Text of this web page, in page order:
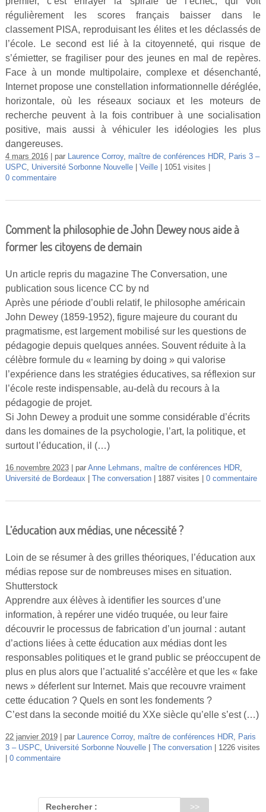
régulièrement les scores français baisser dans le
classement PISA, reproduisant les élites et les déclassés de
l’école. Le second est lié à la citoyenneté, qui risque de
s’émietter, se fragiliser pour des jeunes en mal de repères.
Face à un monde multipolaire, complexe et désenchanté,
Internet propose une constellation informationnelle déréglée,
horizontale, où les réseaux sociaux et les moteurs de
recherche peuvent à la fois contribuer à une socialisation
positive, mais aussi à véhiculer les idéologies les plus
dangereuses.
4 mars 2016 par Laurence Corroy, maître de conférences HDR, Paris 3 –
USPC, Université Sorbonne Nouvelle Veille
1051 visites
0 commentaire
Comment la philosophie de John Dewey nous aide à
former les citoyens de demain
Un article repris du magazine The Conversation, une
publication sous licence CC by nd
Après une période d’oubli relatif, le philosophe américain
John Dewey (1859-1952), figure majeure du courant du
pragmatisme, est largement mobilisé sur les questions de
pédagogie depuis quelques années. Souvent réduite à la
célèbre formule du « learning by doing » qui valorise
l’expérience dans les stratégies éducatives, sa réflexion sur
l’école reste indispensable, au-delà du recours à la
pédagogie de projet.
Si John Dewey a produit une somme considérable d’écrits
dans les domaines de la psychologie, l’art, la politique, et
surtout l’éducation, il (…)
16 novembre 2023 par Anne Lehmans, maître de conférences HDR,
Université de Bordeaux
The conversation 1887 visites 0 commentaire
L’éducation aux médias, une nécessité ?
Loin de se résumer à des grilles théoriques, l’éducation aux
médias repose sur de nombreuses mises en situation.
Shutterstock
Apprendre aux élèves à identifier les sources d’une
information, à repérer une vidéo truquée, ou leur faire
découvrir le processus de fabrication d’un journal : autant
d’actions liées à cette éducation aux médias dont les
responsables politiques et le grand public se préoccupent de
plus en plus alors que l’actualité s’accélère et que les « fake
news » déferlent sur Internet. Mais que recouvre vraiment
cette éducation ? Quels en sont les fondements ?
C’est dans la seconde moitié du XXe siècle qu’elle s’est (…)
22 janvier 2019 par Laurence Corroy, maître de conférences HDR, Paris
3 – USPC, Université Sorbonne Nouvelle The conversation
1226 visites
0 commentaire
Rechercher :